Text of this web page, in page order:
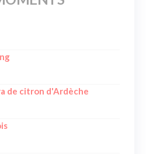
de citron d'Ardèche